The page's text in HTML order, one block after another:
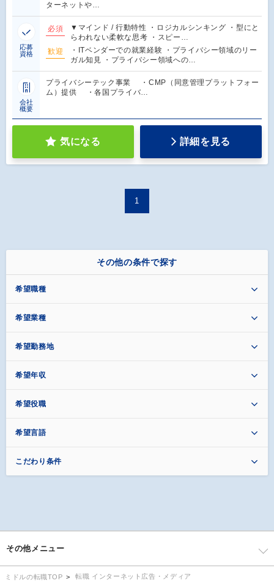
ターネットや…
応募
資格
必須
▼マインド / 行動特性 ・ロジカルシンキング ・型にと
らわれない柔軟な思考 ・スピー…
歓迎
・ITベンダーでの就業経験 ・プライバシー領域のリー
ガル知見 ・プライバシー領域への…
会社
概要
プライバシーテック事業 ・CMP（同意管理プラットフォー
ム）提供 ・各国プライバ…
気になる 詳細を見る
1
その他の条件で探す
希望職種
希望業種
希望勤務地
希望年収
希望役職
希望言語
こだわり条件
その他メニュー
ミドルの転職TOP 転職 インターネット広告・メディア